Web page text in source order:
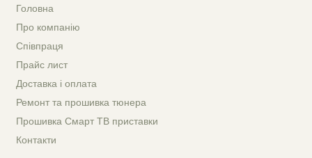
Головна
Про компанію
Співпраця
Прайс лист
Доставка і оплата
Ремонт та прошивка тюнера
Прошивка Смарт ТВ приставки
Контакти